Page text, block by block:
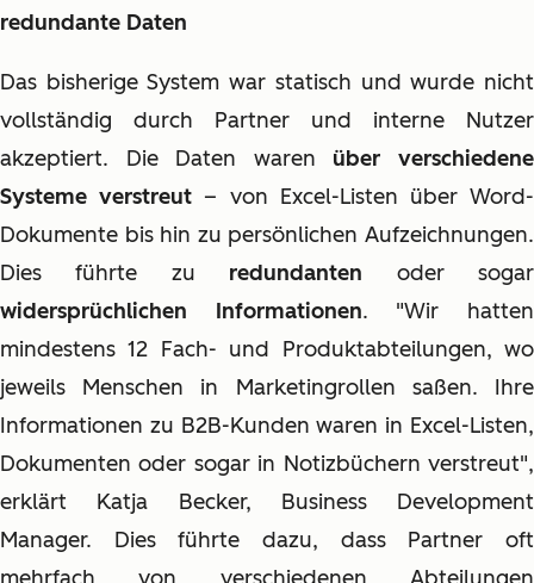
redundante Daten
Das bisherige System war statisch und wurde nicht
vollständig durch Partner und interne Nutzer
akzeptiert. Die Daten waren über verschiedene
Systeme verstreut – von Excel-Listen über Word-
Dokumente bis hin zu persönlichen Aufzeichnungen.
Dies führte zu redundanten oder sogar
widersprüchlichen Informationen. "Wir hatten
mindestens 12 Fach- und Produktabteilungen, wo
jeweils Menschen in Marketingrollen saßen. Ihre
Informationen zu B2B-Kunden waren in Excel-Listen,
Dokumenten oder sogar in Notizbüchern verstreut",
erklärt Katja Becker, Business Development
Manager. Dies führte dazu, dass Partner oft